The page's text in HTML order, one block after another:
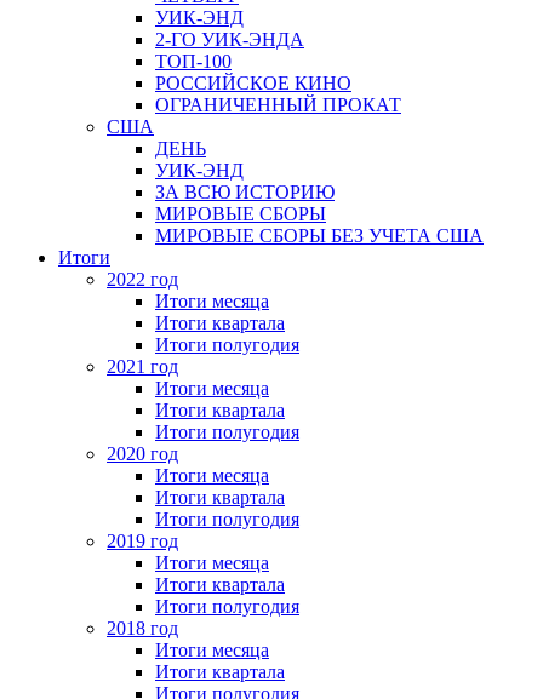
УИК-ЭНД
2-ГО УИК-ЭНДА
ТОП-100
РОССИЙСКОЕ КИНО
ОГРАНИЧЕННЫЙ ПРОКАТ
США
ДЕНЬ
УИК-ЭНД
ЗА ВСЮ ИСТОРИЮ
МИРОВЫЕ СБОРЫ
МИРОВЫЕ СБОРЫ БЕЗ УЧЕТА США
Итоги
2022 год
Итоги месяца
Итоги квартала
Итоги полугодия
2021 год
Итоги месяца
Итоги квартала
Итоги полугодия
2020 год
Итоги месяца
Итоги квартала
Итоги полугодия
2019 год
Итоги месяца
Итоги квартала
Итоги полугодия
2018 год
Итоги месяца
Итоги квартала
Итоги полугодия